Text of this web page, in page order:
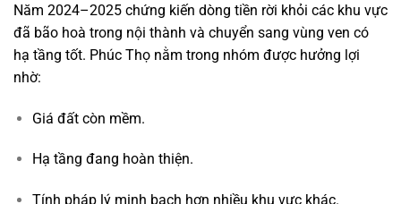
Năm 2024–2025 chứng kiến dòng tiền rời khỏi các khu vực
đã bão hoà trong nội thành và chuyển sang vùng ven có
hạ tầng tốt. Phúc Thọ nằm trong nhóm được hưởng lợi
nhờ:
Giá đất còn mềm.
Hạ tầng đang hoàn thiện.
Tính pháp lý minh bạch hơn nhiều khu vực khác.